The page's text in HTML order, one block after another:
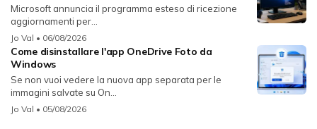
Microsoft annuncia il programma esteso di ricezione
aggiornamenti per...
Jo Val • 06/08/2026
Come disinstallare l'app OneDrive Foto da
Windows
Se non vuoi vedere la nuova app separata per le
immagini salvate su On...
Jo Val • 05/08/2026